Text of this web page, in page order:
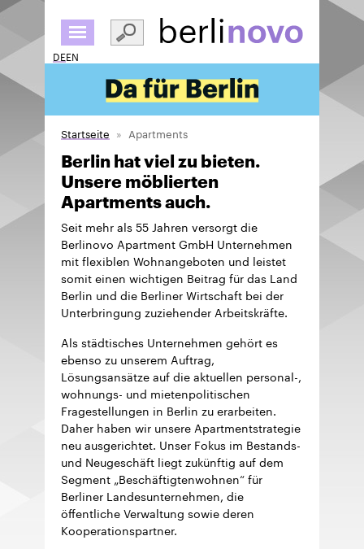
zum
Inhalt
DEEN
Startseite Apartments
Berlin hat viel zu bieten.
Unsere möblierten
Apartments auch.
Seit mehr als 55 Jahren versorgt die
Berlinovo Apartment GmbH Unternehmen
mit flexiblen Wohnangeboten und leistet
somit einen wichtigen Beitrag für das Land
Berlin und die Berliner Wirtschaft bei der
Unterbringung zuziehender Arbeitskräfte.
Als städtisches Unternehmen gehört es
ebenso zu unserem Auftrag,
Lösungsansätze auf die aktuellen personal-,
wohnungs- und mietenpolitischen
Fragestellungen in Berlin zu erarbeiten.
Daher haben wir unsere Apartmentstrategie
neu ausgerichtet. Unser Fokus im Bestands-
und Neugeschäft liegt zukünftig auf dem
Segment „Beschäftigtenwohnen“ für
Berliner Landesunternehmen, die
öffentliche Verwaltung sowie deren
Kooperationspartner.